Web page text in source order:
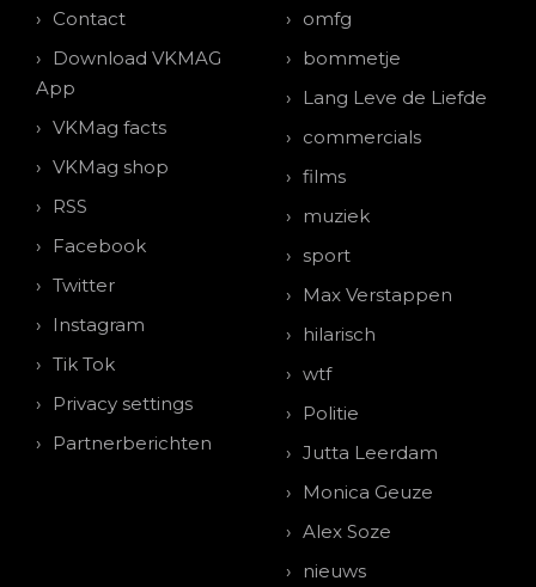
Contact
Download VKMAG
App
VKMag facts
VKMag shop
RSS
Facebook
Twitter
Instagram
Tik Tok
Privacy settings
Partnerberichten
omfg
bommetje
Lang Leve de Liefde
commercials
films
muziek
sport
Max Verstappen
hilarisch
wtf
Politie
Jutta Leerdam
Monica Geuze
Alex Soze
nieuws